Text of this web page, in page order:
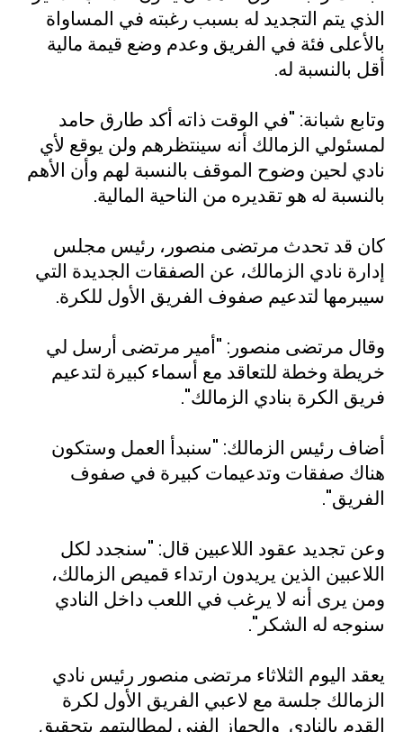
الذي يتم التجديد له بسبب رغبته في المساواة
بالأعلى فئة في الفريق وعدم وضع قيمة مالية
أقل بالنسبة له.
وتابع شبانة: "في الوقت ذاته أكد طارق حامد
لمسئولي الزمالك أنه سينتظرهم ولن يوقع لأي
نادي لحين وضوح الموقف بالنسبة لهم وأن الأهم
بالنسبة له هو تقديره من الناحية المالية.
كان قد تحدث مرتضى منصور، رئيس مجلس
إدارة نادي الزمالك، عن الصفقات الجديدة التي
سيبرمها لتدعيم صفوف الفريق الأول للكرة.
وقال مرتضى منصور: "أمير مرتضى أرسل لي
خريطة وخطة للتعاقد مع أسماء كبيرة لتدعيم
فريق الكرة بنادي الزمالك".
أضاف رئيس الزمالك: "سنبدأ العمل وستكون
هناك صفقات وتدعيمات كبيرة في صفوف
الفريق".
وعن تجديد عقود اللاعبين قال: "سنجدد لكل
اللاعبين الذين يريدون ارتداء قميص الزمالك،
ومن يرى أنه لا يرغب في اللعب داخل النادي
سنوجه له الشكر".
يعقد اليوم الثلاثاء مرتضى منصور رئيس نادي
الزمالك جلسة مع لاعبي الفريق الأول لكرة
القدم بالنادي والجهاز الفني لمطالبتهم بتحقيق